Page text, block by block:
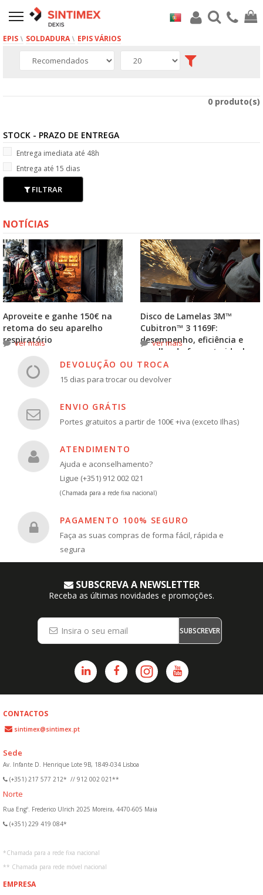
EPIS SOLDADURA EPIS VÁRIOS
0 produto(s)
STOCK - PRAZO DE ENTREGA
Entrega imediata até 48h
Entrega até 15 dias
FILTRAR
NOTÍCIAS
Aproveite e ganhe 150€ na
retoma do seu aparelho
respiratório
ver mais
Disco de Lamelas 3M™
Cubitron™ 3 1169F:
desempenho, eficiência e
escolha do formato ideal
ver mais
DEVOLUÇÃO OU TROCA
15 dias para trocar ou devolver
ENVIO GRÁTIS
Portes gratuitos a partir de 100€ +iva (exceto Ilhas)
ATENDIMENTO
Ajuda e aconselhamento?
Ligue (+351) 912 002 021
(Chamada para a rede fixa nacional)
PAGAMENTO 100% SEGURO
Faça as suas compras de forma fácil, rápida e
segura
SUBSCREVA A NEWSLETTER
Receba as últimas novidades e promoções.
SUBSCREVER
CONTACTOS
sintimex@sintimex.pt
Sede
Av. Infante D. Henrique Lote 9B, 1849-034 Lisboa
(+351) 217 577 212* // 912 002 021**
Norte
Rua Engº. Frederico Ulrich 2025 Moreira, 4470-605 Maia
(+351) 229 419 084*
*Chamada para a rede fixa nacional
** Chamada para rede móvel nacional
EMPRESA